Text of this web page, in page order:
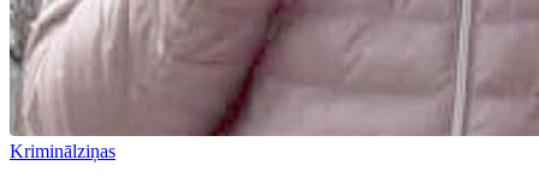
Kriminālziņas